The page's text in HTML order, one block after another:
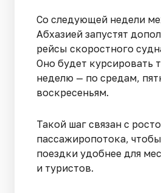
Со следующей недели
Абхазией запустят
рейсы скоростного
Оно будет курсировать
неделю — по средам,
воскресеньям.
Такой шаг связан с
пассажиропотока,
поездки удобнее для
и туристов.